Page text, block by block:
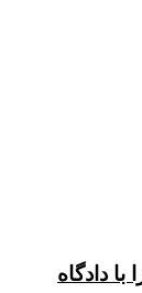
دادگاه